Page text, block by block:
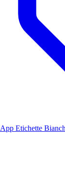
App Etichette